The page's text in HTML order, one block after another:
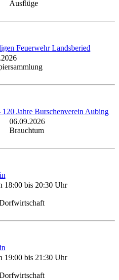
Ausflüge
Feuerwehr Landsberied
Jahre Burschenverein Aubing
06.09.2026
Brauchtum
18:00 bis 20:30 Uhr
19:00 bis 21:30 Uhr